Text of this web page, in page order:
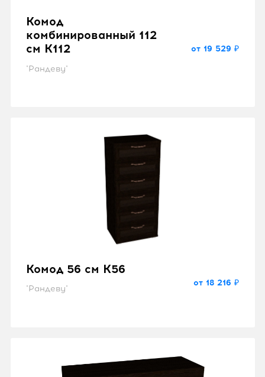
Комод
комбинированный 112
см K112
"Рандеву"
от 19 529 ₽
Комод 56 см K56
"Рандеву"
от 18 216 ₽